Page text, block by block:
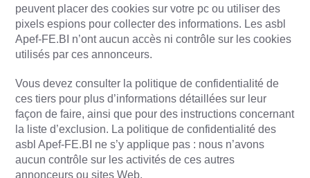
peuvent placer des cookies sur votre pc ou utiliser des
pixels espions pour collecter des informations. Les asbl
Apef-FE.BI n’ont aucun accès ni contrôle sur les cookies
utilisés par ces annonceurs.
Vous devez consulter la politique de confidentialité de
ces tiers pour plus d’informations détaillées sur leur
façon de faire, ainsi que pour des instructions concernant
la liste d’exclusion. La politique de confidentialité des
asbl Apef-FE.BI ne s’y applique pas : nous n’avons
aucun contrôle sur les activités de ces autres
annonceurs ou sites Web.